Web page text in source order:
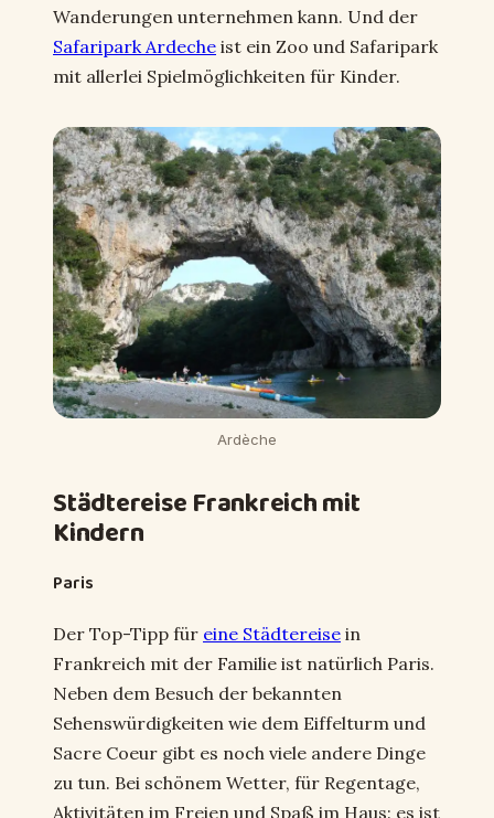
Wanderungen unternehmen kann. Und der
Safaripark Ardeche ist ein Zoo und Safaripark
mit allerlei Spielmöglichkeiten für Kinder.
Ardèche
Städtereise Frankreich mit
Kindern
Paris
Der Top-Tipp für eine Städtereise in
Frankreich mit der Familie ist natürlich Paris.
Neben dem Besuch der bekannten
Sehenswürdigkeiten wie dem Eiffelturm und
Sacre Coeur gibt es noch viele andere Dinge
zu tun. Bei schönem Wetter, für Regentage,
Aktivitäten im Freien und Spaß im Haus: es ist